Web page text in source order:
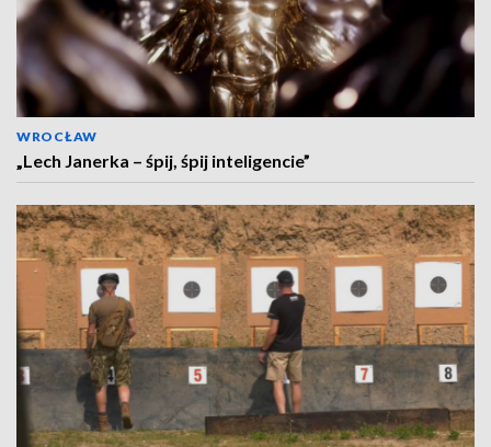
WROCŁAW
„Lech Janerka – śpij, śpij inteligencie”